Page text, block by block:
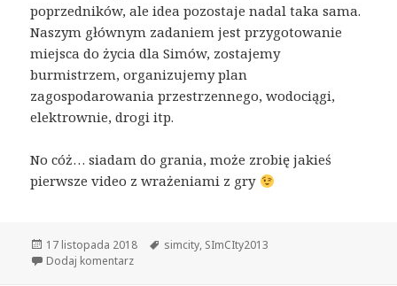
poprzedników, ale idea pozostaje nadal taka sama.
Naszym głównym zadaniem jest przygotowanie
miejsca do życia dla Simów, zostajemy
burmistrzem, organizujemy plan
zagospodarowania przestrzennego, wodociągi,
elektrownie, drogi itp.
No cóż… siadam do grania, może zrobię jakieś
pierwsze video z wrażeniami z gry
Opublikowano
17 listopada 2018 Tagi
simcity, SImCIty2013
Dodaj komentarzdo SimCity 2013 PC – [cykl:RetroGry]